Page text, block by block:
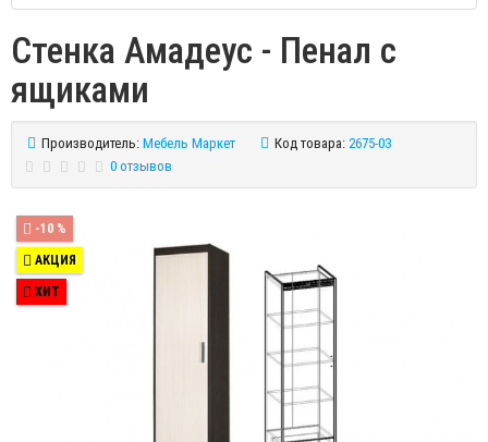
Стенка Амадеус - Пенал с
ящиками
Производитель: Мебель Маркет Код товара: 2675-03
0 отзывов
-10 %
АКЦИЯ
ХИТ